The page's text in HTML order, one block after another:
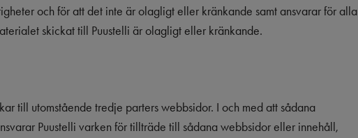
och för att det inte är olagligt eller kränkande samt ansvarar för alla
skickat till Puustelli är olagligt eller kränkande.
till utomstående tredje parters webbsidor. I och med att sådana
Puustelli varken för tillträde till sådana webbsidor eller innehåll,